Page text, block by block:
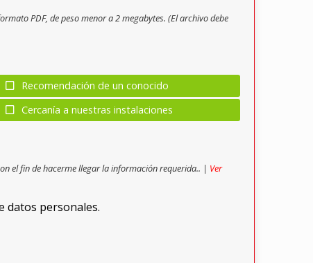
PDF, de peso menor a 2 megabytes. (El archivo debe
Recomendación de un conocido
Cercanía a nuestras instalaciones
el fin de hacerme llegar la información requerida.. | Ver
datos personales.